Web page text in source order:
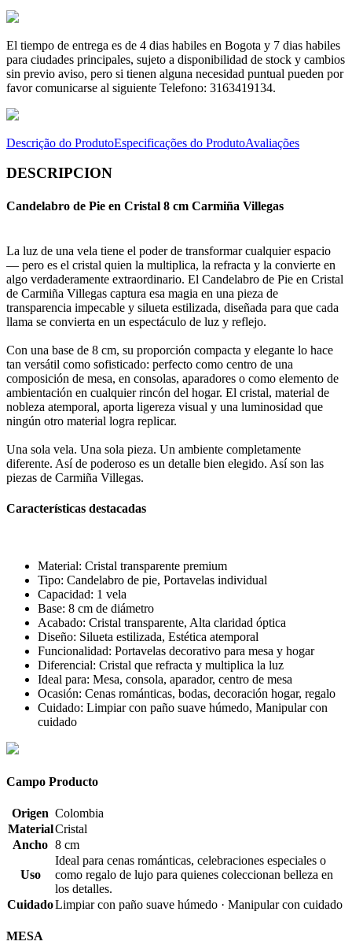
El tiempo de entrega es de 4 dias habiles en Bogota y 7 dias habiles
para ciudades principales, sujeto a disponibilidad de stock y cambios
sin previo aviso, pero si tienen alguna necesidad puntual pueden por
favor comunicarse al siguiente Telefono: 3163419134.
Descrição do ProdutoEspecificações do ProdutoAvaliações
DESCRIPCION
Candelabro de Pie en Cristal 8 cm Carmiña Villegas
La luz de una vela tiene el poder de transformar cualquier espacio
— pero es el cristal quien la multiplica, la refracta y la convierte en
algo verdaderamente extraordinario. El Candelabro de Pie en Cristal
de Carmiña Villegas captura esa magia en una pieza de
transparencia impecable y silueta estilizada, diseñada para que cada
llama se convierta en un espectáculo de luz y reflejo.
Con una base de 8 cm, su proporción compacta y elegante lo hace
tan versátil como sofisticado: perfecto como centro de una
composición de mesa, en consolas, aparadores o como elemento de
ambientación en cualquier rincón del hogar. El cristal, material de
nobleza atemporal, aporta ligereza visual y una luminosidad que
ningún otro material logra replicar.
Una sola vela. Una sola pieza. Un ambiente completamente
diferente. Así de poderoso es un detalle bien elegido. Así son las
piezas de Carmiña Villegas.
Características destacadas
Material: Cristal transparente premium
Tipo: Candelabro de pie, Portavelas individual
Capacidad: 1 vela
Base: 8 cm de diámetro
Acabado: Cristal transparente, Alta claridad óptica
Diseño: Silueta estilizada, Estética atemporal
Funcionalidad: Portavelas decorativo para mesa y hogar
Diferencial: Cristal que refracta y multiplica la luz
Ideal para: Mesa, consola, aparador, centro de mesa
Ocasión: Cenas románticas, bodas, decoración hogar, regalo
Cuidado: Limpiar con paño suave húmedo, Manipular con
cuidado
Campo Producto
Origen Colombia
MaterialCristal
Ancho 8 cm
Uso
Ideal para cenas románticas, celebraciones especiales o
como regalo de lujo para quienes coleccionan belleza en
los detalles.
CuidadoLimpiar con paño suave húmedo · Manipular con cuidado
MESA